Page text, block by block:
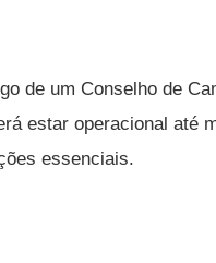
de um Conselho de
estar operacional até
essenciais.